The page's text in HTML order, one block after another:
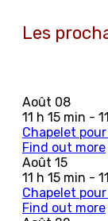
Les
Août 08
11 h 15 min -
Chapelet
Find out more
Août 15
11 h 15 min -
Chapelet
Find out more